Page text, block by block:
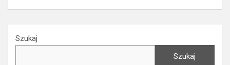
Szukaj
Szukaj